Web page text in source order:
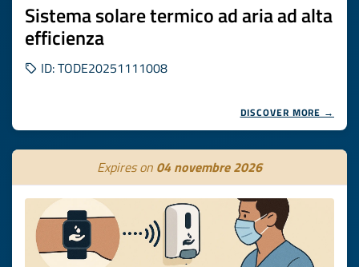
Sistema solare termico ad aria ad alta
efficienza
ID: TODE20251111008
DISCOVER MORE →
Expires on 04 novembre 2026